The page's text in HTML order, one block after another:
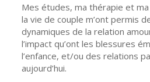
Mes études, ma thérapie et
la vie de couple m’ont permis
dynamiques de la relation
l’impact qu’ont les blessures
l’enfance, et/ou des relations
aujourd’hui.